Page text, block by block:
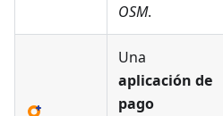
OSM.
Una
aplicación de
pago